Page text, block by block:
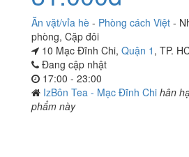
Ăn vặt/vỉa hè - Phòng cách Việt -
phòng, Cặp đôi
10 Mạc Đĩnh Chi, Quận 1 , TP.
Đang cập nhật
17:00 - 23:00
IzBôn Tea - Mạc Đĩnh Chi hân
phẩm này